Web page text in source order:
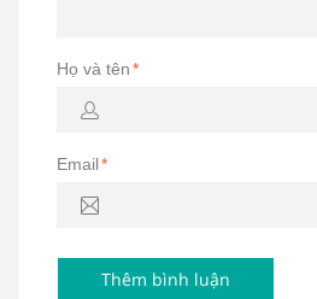
Họ và tên*
Email*